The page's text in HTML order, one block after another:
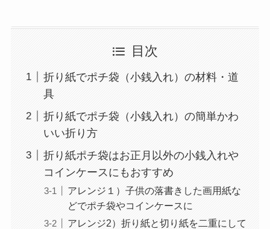
目次
折り紙でポチ袋（小銭入れ）の材料・道
具
折り紙でポチ袋（小銭入れ）の簡単かわ
いい折り方
折り紙ポチ袋はお正月以外の小銭入れや
コインケースにもおすすめ
アレンジ１）子供の落書きした画用紙な
どでポチ袋やコインケースに
アレンジ2）折り紙と切り紙を二重にして